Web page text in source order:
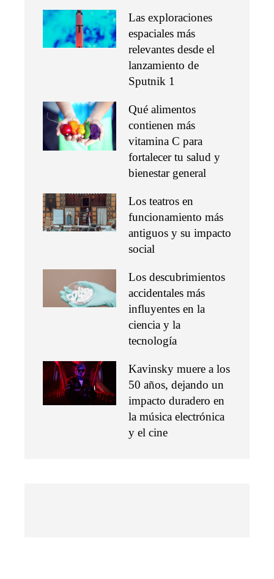
Las exploraciones
espaciales más
relevantes desde el
lanzamiento de
Sputnik 1
Qué alimentos
contienen más
vitamina C para
fortalecer tu salud y
bienestar general
Los teatros en
funcionamiento más
antiguos y su impacto
social
Los descubrimientos
accidentales más
influyentes en la
ciencia y la
tecnología
Kavinsky muere a los
50 años, dejando un
impacto duradero en
la música electrónica
y el cine